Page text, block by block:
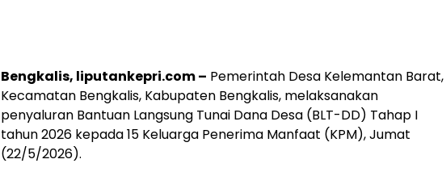
Bengkalis, liputankepri.com – Pemerintah Desa Kelemantan Barat,
Kecamatan Bengkalis, Kabupaten Bengkalis, melaksanakan
penyaluran Bantuan Langsung Tunai Dana Desa (BLT-DD) Tahap I
tahun 2026 kepada 15 Keluarga Penerima Manfaat (KPM), Jumat
(22/5/2026).